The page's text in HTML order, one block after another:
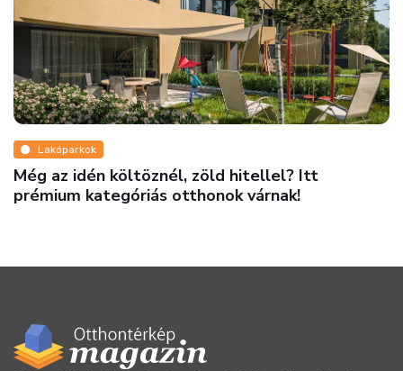
Lakóparkok
Még az idén költöznél, zöld hitellel? Itt
prémium kategóriás otthonok várnak!